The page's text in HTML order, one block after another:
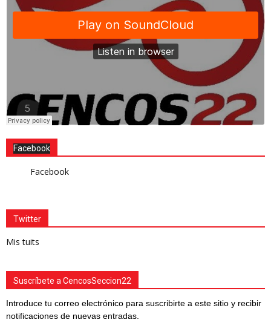
Facebook
Facebook
Twitter
Mis tuits
Suscríbete a CencosSeccion22
Introduce tu correo electrónico para suscribirte a este sitio y recibir
notificaciones de nuevas entradas.